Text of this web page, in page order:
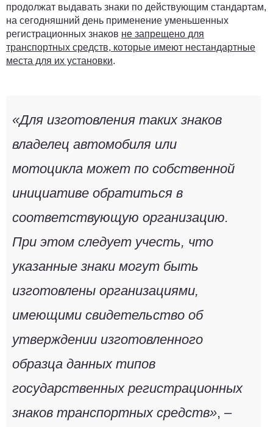
продолжат выдавать знаки по действующим стандартам,
на сегодняшний день применение уменьшенных
регистрационных знаков не запрещено для
транспортных средств, которые имеют нестандартные
места для их установки.
«Для изготовления таких знаков
владелец автомобиля или
мотоцикла может по собственной
инициативе обратиться в
соответствующую организацию.
При этом следует учесть, что
указанные знаки могут быть
изготовлены организациями,
имеющими свидетельство об
утверждении изготовленного
образца данных типов
государственных регистрационных
знаков транспортных средств», –